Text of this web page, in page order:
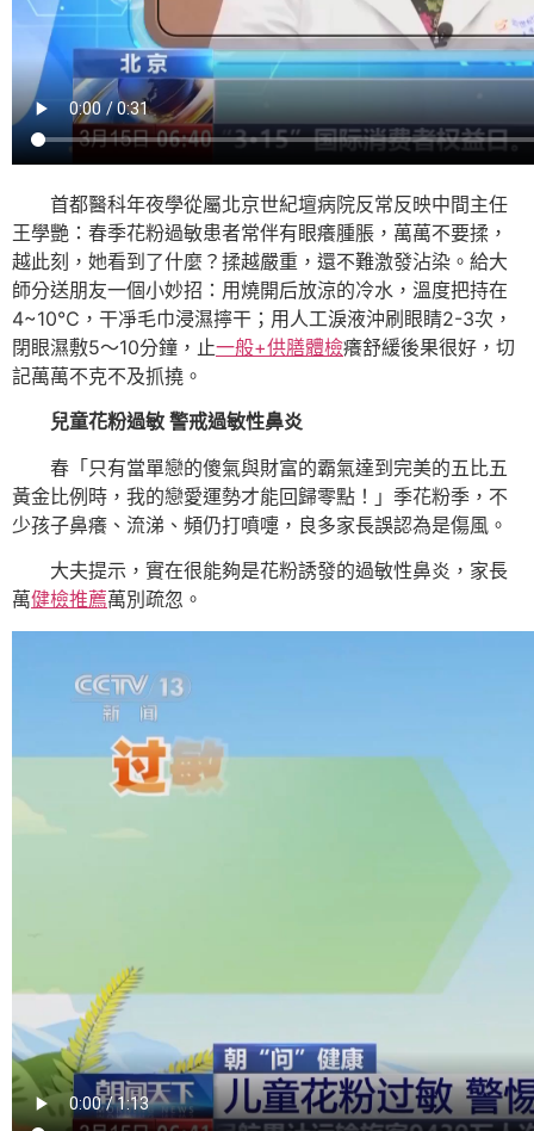
首都醫科年夜學從屬北京世紀壇病院反常反映中間主任
王學艷：春季花粉過敏患者常伴有眼癢腫脹，萬萬不要揉，
越此刻，她看到了什麼？揉越嚴重，還不難激發沾染。給大
師分送朋友一個小妙招：用燒開后放涼的冷水，溫度把持在
4~10℃，干凈毛巾浸濕擰干；用人工淚液沖刷眼睛2-3次，
閉眼濕敷5～10分鐘，止一般+供膳體檢癢舒緩後果很好，切
記萬萬不克不及抓撓。
兒童花粉過敏 警戒過敏性鼻炎
春「只有當單戀的傻氣與財富的霸氣達到完美的五比五
黃金比例時，我的戀愛運勢才能回歸零點！」季花粉季，不
少孩子鼻癢、流涕、頻仍打噴嚏，良多家長誤認為是傷風。
大夫提示，實在很能夠是花粉誘發的過敏性鼻炎，家長
萬健檢推薦萬別疏忽。